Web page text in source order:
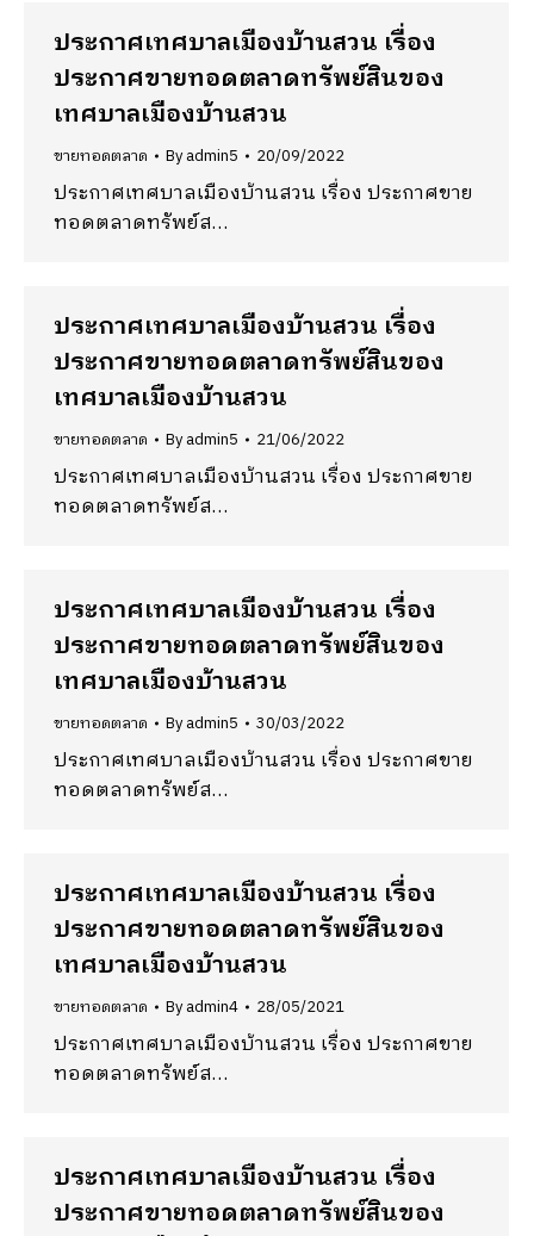
ประกาศเทศบาลเมืองบ้านสวน เรื่อง
ประกาศขายทอดตลาดทรัพย์สินของ
เทศบาลเมืองบ้านสวน
ขายทอดตลาด Byadmin5 20/09/2022
ประกาศเทศบาลเมืองบ้านสวน เรื่อง ประกาศขาย
ทอดตลาดทรัพย์ส…
ประกาศเทศบาลเมืองบ้านสวน เรื่อง
ประกาศขายทอดตลาดทรัพย์สินของ
เทศบาลเมืองบ้านสวน
ขายทอดตลาด Byadmin5 21/06/2022
ประกาศเทศบาลเมืองบ้านสวน เรื่อง ประกาศขาย
ทอดตลาดทรัพย์ส…
ประกาศเทศบาลเมืองบ้านสวน เรื่อง
ประกาศขายทอดตลาดทรัพย์สินของ
เทศบาลเมืองบ้านสวน
ขายทอดตลาด Byadmin5 30/03/2022
ประกาศเทศบาลเมืองบ้านสวน เรื่อง ประกาศขาย
ทอดตลาดทรัพย์ส…
ประกาศเทศบาลเมืองบ้านสวน เรื่อง
ประกาศขายทอดตลาดทรัพย์สินของ
เทศบาลเมืองบ้านสวน
ขายทอดตลาด Byadmin4 28/05/2021
ประกาศเทศบาลเมืองบ้านสวน เรื่อง ประกาศขาย
ทอดตลาดทรัพย์ส…
ประกาศเทศบาลเมืองบ้านสวน เรื่อง
ประกาศขายทอดตลาดทรัพย์สินของ